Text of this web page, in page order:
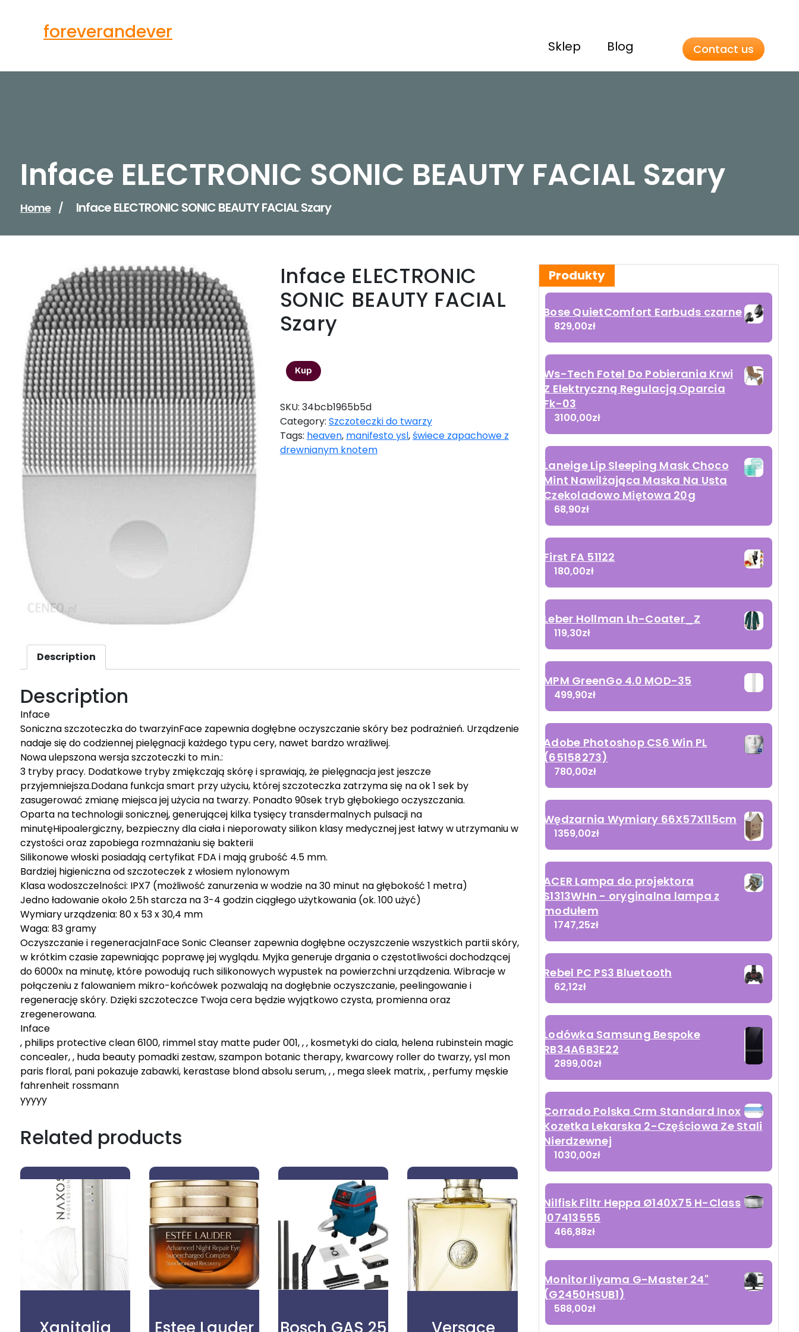
foreverandever
Sklep Blog Contact us
Inface ELECTRONIC SONIC BEAUTY FACIAL Szary
Home / Inface ELECTRONIC SONIC BEAUTY FACIAL Szary
Inface ELECTRONIC
SONIC BEAUTY FACIAL
Szary
Kup
SKU: 34bcb1965b5d
Category: Szczoteczki do twarzy
Tags: heaven, manifesto ysl,świece zapachowe z
drewnianym knotem
Description
Description
Inface
Soniczna szczoteczka do twarzyinFace zapewnia dogłębne oczyszczanie skóry bez podrażnień. Urządzenie
nadaje się do codziennej pielęgnacji każdego typu cery, nawet bardzo wrażliwej.
Nowa ulepszona wersja szczoteczki to m.in.:
3 tryby pracy. Dodatkowe tryby zmiękczają skórę i sprawiają, że pielęgnacja jest jeszcze
przyjemniejsza.Dodana funkcja smart przy użyciu, której szczoteczka zatrzyma się na ok 1 sek by
zasugerować zmianę miejsca jej użycia na twarzy. Ponadto 90sek tryb głębokiego oczyszczania.
Oparta na technologii sonicznej, generującej kilka tysięcy transdermalnych pulsacji na
minutęHipoalergiczny, bezpieczny dla ciała i nieporowaty silikon klasy medycznej jest łatwy w utrzymaniu w
czystości oraz zapobiega rozmnażaniu się bakterii
Silikonowe włoski posiadają certyfikat FDA i mają grubość 4.5 mm.
Bardziej higieniczna od szczoteczek z włosiem nylonowym
Klasa wodoszczelności: IPX7 (możliwość zanurzenia w wodzie na 30 minut na głębokość 1 metra)
Jedno ładowanie około 2.5h starcza na 3-4 godzin ciągłego użytkowania (ok. 100 użyć)
Wymiary urządzenia: 80 x 53 x 30,4 mm
Waga: 83 gramy
Oczyszczanie i regeneracjaInFace Sonic Cleanser zapewnia dogłębne oczyszczenie wszystkich partii skóry,
w krótkim czasie zapewniając poprawę jej wyglądu. Myjka generuje drgania o częstotliwości dochodzącej
do 6000x na minutę, które powodują ruch silikonowych wypustek na powierzchni urządzenia. Wibracje w
połączeniu z falowaniem mikro-końcówek pozwalają na dogłębnie oczyszczanie, peelingowanie i
regenerację skóry. Dzięki szczoteczce Twoja cera będzie wyjątkowo czysta, promienna oraz
zregenerowana.
Inface
, philips protective clean 6100, rimmel stay matte puder 001, , , kosmetyki do ciala, helena rubinstein magic
concealer, , huda beauty pomadki zestaw, szampon botanic therapy, kwarcowy roller do twarzy, ysl mon
paris floral, pani pokazuje zabawki, kerastase blond absolu serum, , , mega sleek matrix, , perfumy męskie
fahrenheit rossmann
yyyyy
Related products
Xanitalia
Estee Lauder
Bosch GAS 25
Versace
Produkty
Bose QuietComfort Earbuds czarne
829,00zł
Ws-Tech Fotel Do Pobierania Krwi
Z Elektryczną Regulacją Oparcia
Fk-03
3100,00zł
Laneige Lip Sleeping Mask Choco
Mint Nawilżająca Maska Na Usta
Czekoladowo Miętowa 20g
68,90zł
First FA 51122
180,00zł
Leber Hollman Lh-Coater_Z
119,30zł
MPM GreenGo 4.0 MOD-35
499,90zł
Adobe Photoshop CS6 Win PL
(65158273)
780,00zł
Wędzarnia Wymiary 66X57X115cm
1359,00zł
ACER Lampa do projektora
S1313WHn - oryginalna lampa z
modułem
1747,25zł
Rebel PC PS3 Bluetooth
62,12zł
Lodówka Samsung Bespoke
RB34A6B3E22
2899,00zł
Corrado Polska Crm Standard Inox
Kozetka Lekarska 2-Częściowa Ze Stali
Nierdzewnej
1030,00zł
Nilfisk Filtr Heppa Ø140X75 H-Class
107413555
466,88zł
Monitor Iiyama G-Master 24"
(G2450HSUB1)
588,00zł